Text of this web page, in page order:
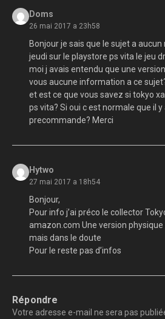
Doms
26 mai 2017 a 23h58
Bonjour je sais que le sujet a
jeudi sur le playstore ps vita le jeu
moi j avais entendu que une
vous aucune information a ce
et est ce que vous savez si tokyo
ps vita? Si oui c est normale que il y
precommande? Merci
Hytwo
27 mai 2017 a 18h54
Bonjour,
Pour info j’ai préco le collector
amazon.com Une version
mais dans le doute
Pour le reste pas d’infos
Répondre
Votre adresse e-mail ne sera pas